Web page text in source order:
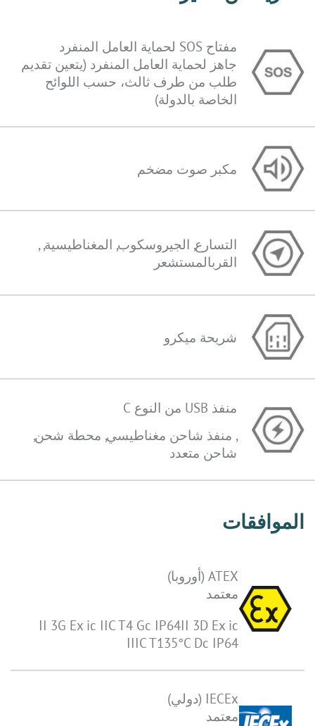
مفتاح SOS لحماية العامل المنفرد
جاهز لحماية العامل المنفرد (يتعين تقديم
طلب من طرف ثالث، حسب اللوائح
الخاصة بالدولة)
مكبر صوت مضخم
التسارع, الجيروسكوب, المغناطيسية, ,
القربالمستشعر
شريحة ميكرو
منفذ USB من النوع C
, منفذ شاحن مغناطيسي, محطة شحن,
شاحن متعدد
الموافقات
ATEX (أوروبا)
معتمد
II 3G Ex ic IIC T4 Gc IP64II 3D Ex ic
IIIC T135°C Dc IP64
IECEx (دولي)
معتمد